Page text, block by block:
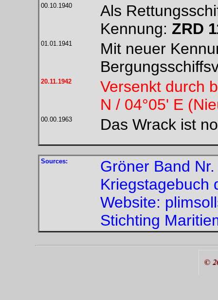
00.10.1940
Als
Kennung: ZRD
01.01.1941
Mit neuer
20.11.1942
Versenkt durch
N / 04°05' E
00.00.1963 Das Wrack ist
Sources:
Gröner Band
Kriegstagebuch
Website:
Stichting